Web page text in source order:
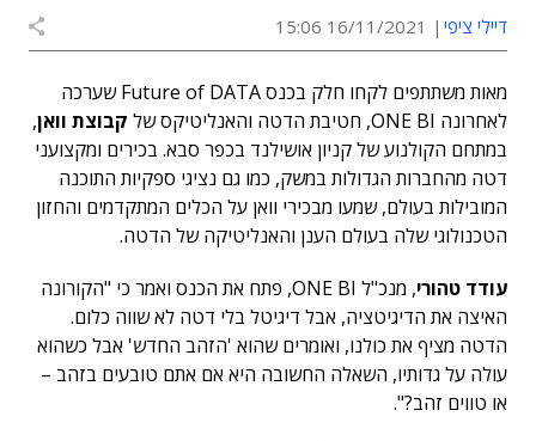
דיילי ציפי 16/11/2021 15:06
מאות משתתפים לקחו חלק בכנס Future of DATA שערכה
לאחרונה ONE BI, חטיבת הדטה והאנליטיקס של
קבוצת וואן,
במתחם הקולנוע של קניון אושילנד בכפר סבא. בכירים ומקצועני
דטה מהחברות הגדולות במשק, כמו גם נציגי ספקיות התוכנה
המובילות בעולם, שמעו מבכירי וואן על הכלים המתקדמים והחזון
הטכנולוגי שלה בעולם הענן והאנליטיקה של הדטה.
עודד טהורי
, מנכ"ל ONE BI, פתח את הכנס ואמר כי "הקורונה
האיצה את הדיגיטציה, אבל דיגיטל בלי דטה לא שווה כלום.
הדטה מציף את כולנו, ואומרים שהוא 'הזהב החדש' אבל כשהוא
עולה על גדותיו, השאלה החשובה היא אם אתם טובעים בזהב –
או טווים זהב?".